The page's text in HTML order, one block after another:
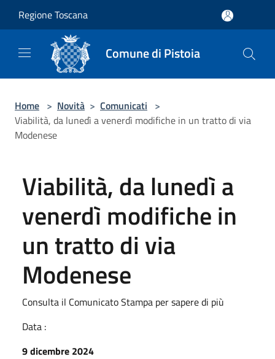
Regione Toscana
Comune di Pistoia
Home > Novità > Comunicati >
Viabilità, da lunedì a venerdì modifiche in un tratto di via
Modenese
Viabilità, da lunedì a
venerdì modifiche in
un tratto di via
Modenese
Consulta il Comunicato Stampa per sapere di più
Data :
9 dicembre 2024